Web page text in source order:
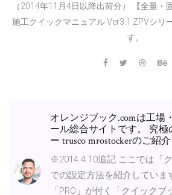
（2014年11月4日以降出荷分） 【全量・
施工クイックマニュアル Ver3.1 ZPVシリ
す。
オレンジブック.comは工場
ール総合サイトです。 究極
ー trusco mrostockerのご紹介
※2014.4.10追記 ここでは「
での設定方法を紹介していま
「PRO」が付く「クイックブ